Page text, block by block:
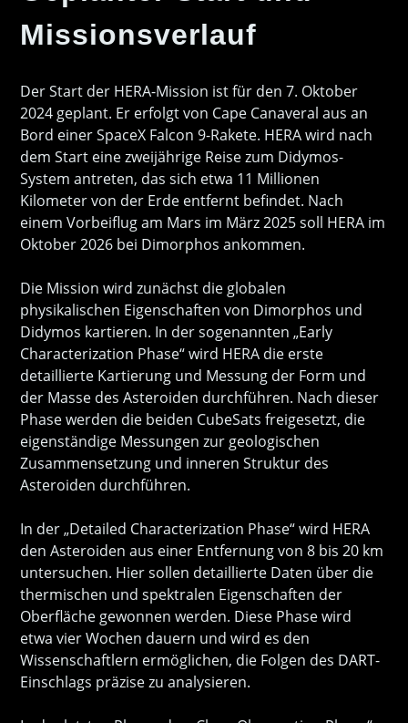
Missionsverlauf
Der Start der HERA-Mission ist für den 7. Oktober
2024 geplant. Er erfolgt von Cape Canaveral aus an
Bord einer SpaceX Falcon 9-Rakete. HERA wird nach
dem Start eine zweijährige Reise zum Didymos-
System antreten, das sich etwa 11 Millionen
Kilometer von der Erde entfernt befindet. Nach
einem Vorbeiflug am Mars im März 2025 soll HERA im
Oktober 2026 bei Dimorphos ankommen.
Die Mission wird zunächst die globalen
physikalischen Eigenschaften von Dimorphos und
Didymos kartieren. In der sogenannten „Early
Characterization Phase“ wird HERA die erste
detaillierte Kartierung und Messung der Form und
der Masse des Asteroiden durchführen. Nach dieser
Phase werden die beiden CubeSats freigesetzt, die
eigenständige Messungen zur geologischen
Zusammensetzung und inneren Struktur des
Asteroiden durchführen.
In der „Detailed Characterization Phase“ wird HERA
den Asteroiden aus einer Entfernung von 8 bis 20 km
untersuchen. Hier sollen detaillierte Daten über die
thermischen und spektralen Eigenschaften der
Oberfläche gewonnen werden. Diese Phase wird
etwa vier Wochen dauern und wird es den
Wissenschaftlern ermöglichen, die Folgen des DART-
Einschlags präzise zu analysieren.